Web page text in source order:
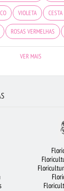
VIOLETA
ROSAS VERMELHAS
BRANCAS FLORES
FLORICULTURA GUARULHOS
VER MAIS